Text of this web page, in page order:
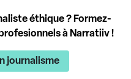
éthique ? Formez-
à Narratiiv !
journalisme